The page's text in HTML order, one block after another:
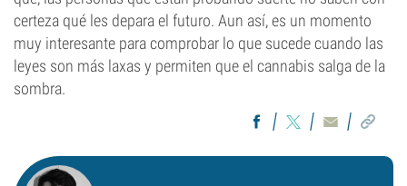
certeza qué les depara el futuro. Aun así, es un momento
muy interesante para comprobar lo que sucede cuando las
leyes son más laxas y permiten que el cannabis salga de la
sombra.